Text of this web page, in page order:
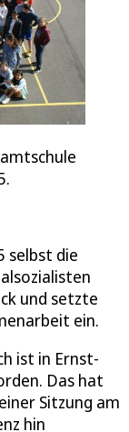
selbst die
und setzte
ein.
ist in Ernst-
Das hat
Sitzung am
hin